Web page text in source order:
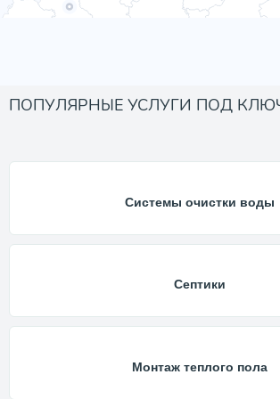
ПОПУЛЯРНЫЕ УСЛУГИ ПОД
Системы очистки воды
Септики
Монтаж теплого пола